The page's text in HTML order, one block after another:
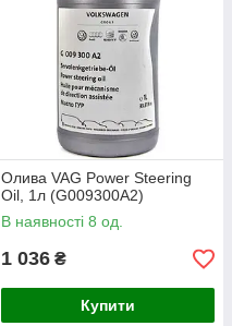
Олива VAG Power Steering
Oil, 1л (G009300A2)
В наявності 8 од.
1 036 ₴
Купити